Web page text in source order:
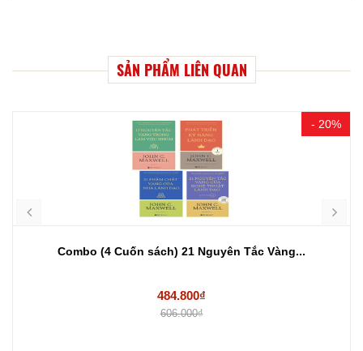
SẢN PHẨM LIÊN QUAN
- 20%
Combo (4 Cuốn sách) 21 Nguyên Tắc Vàng...
484.800₫
606.000₫